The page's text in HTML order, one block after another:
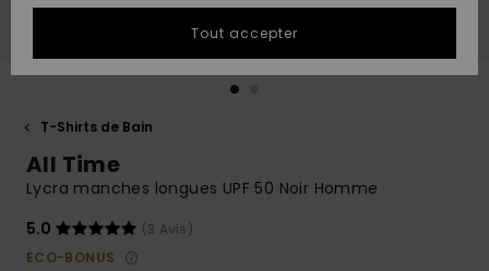
conversation
à votre
question.
Démarrer
T-Shirts de Bain
All Time
Lycra manches longues UPF 50 Noir Homme
5.0
(3 Avis)
ECO-BONUS
Tout accepter